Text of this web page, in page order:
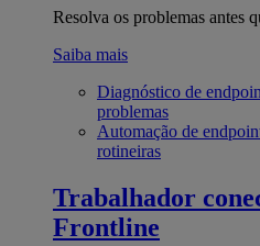
Resolva os problemas antes
Saiba mais
Diagnóstico de
problemas
Automação de
rotineiras
Trabalhador
Frontline